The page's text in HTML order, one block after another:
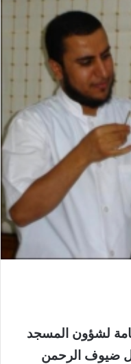
لشؤون المسجد
ضيوف الرحمن